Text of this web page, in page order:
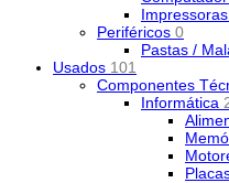
Impressoras
Periféricos 0
Pastas /
Usados 101
Componentes
Informática